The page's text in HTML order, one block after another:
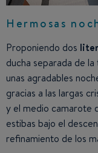
Hermosas
Proponiendo dos
ducha separada de
unas agradables
gracias a las largas
y el medio camarote
estibas bajo el
refinamiento de los